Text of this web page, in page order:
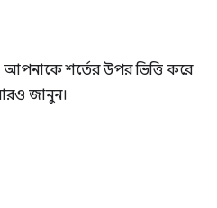
শর্তের উপর ভিত্তি করে
জানুন।